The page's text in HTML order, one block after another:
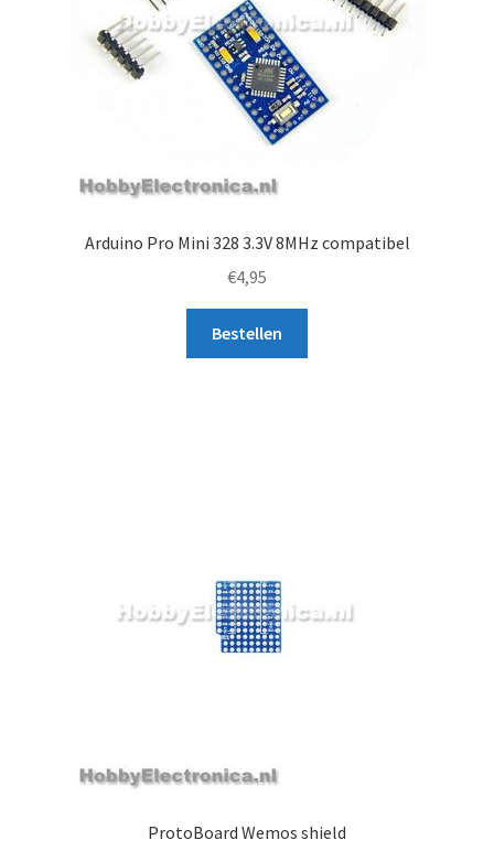
Arduino Pro Mini 328 3.3V 8MHz compatibel
€4,95
Bestellen
ProtoBoard Wemos shield